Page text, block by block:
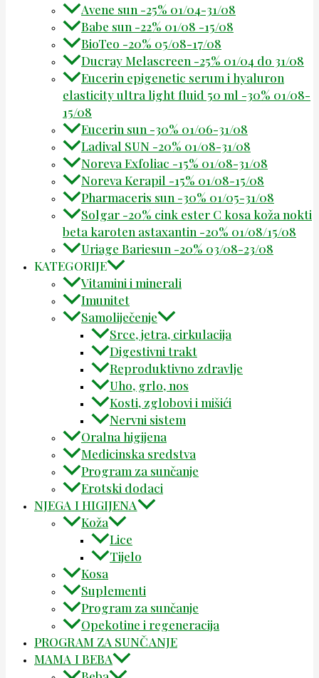
Avene sun -25% 01/04-31/08
Babe sun -22% 01/08 -15/08
BioTeo -20% 05/08-17/08
Ducray Melascreen -25% 01/04 do 31/08
Eucerin epigenetic serum i hyaluron
elasticity ultra light fluid 50 ml -30% 01/08-
15/08
Eucerin sun -30% 01/06-31/08
Ladival SUN -20% 01/08-31/08
Noreva Exfoliac -15% 01/08-31/08
Noreva Kerapil -15% 01/08-15/08
Pharmaceris sun -30% 01/05-31/08
Solgar -20% cink ester C kosa koža nokti
beta karoten astaxantin -20% 01/08/15/08
Uriage Bariesun -20% 03/08-23/08
KATEGORIJE
Vitamini i minerali
Imunitet
Samoliječenje
Srce, jetra, cirkulacija
Digestivni trakt
Reproduktivno zdravlje
Uho, grlo, nos
Kosti, zglobovi i mišići
Nervni sistem
Oralna higijena
Medicinska sredstva
Program za sunčanje
Erotski dodaci
NJEGA I HIGIJENA
Koža
Lice
Tijelo
Kosa
Suplementi
Program za sunčanje
Opekotine i regeneracija
PROGRAM ZA SUNČANJE
MAMA I BEBA